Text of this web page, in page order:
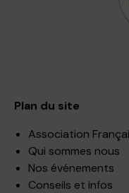
Plan du site
Association
Qui sommes nous
Nos événements
Conseils et infos